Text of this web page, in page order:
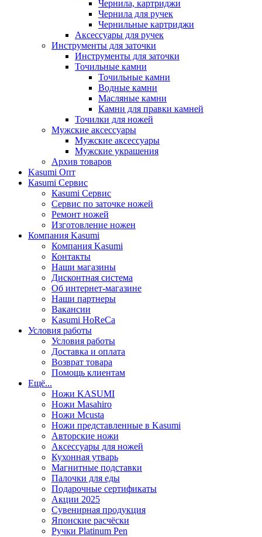
Чернила, картриджи
Чернила для ручек
Чернильные картриджи
Аксессуары для ручек
Инструменты для заточки
Инструменты для заточки
Точильные камни
Точильные камни
Водные камни
Масляные камни
Камни для правки камней
Точилки для ножей
Мужские аксессуары
Мужские аксессуары
Мужские украшения
Архив товаров
Kasumi Опт
Кasumi Сервис
Кasumi Сервис
Сервис по заточке ножей
Ремонт ножей
Изготовление ножен
Компания Kasumi
Компания Kasumi
Контакты
Наши магазины
Дисконтная система
Об интернет-магазине
Наши партнеры
Вакансии
Kasumi HoReCa
Условия работы
Условия работы
Доставка и оплата
Возврат товара
Помощь клиентам
Ещё...
Ножи KASUMI
Ножи Masahiro
Ножи Mcusta
Ножи представленные в Kasumi
Авторские ножи
Аксессуары для ножей
Кухонная утварь
Магнитные подставки
Палочки для еды
Подарочные сертификаты
Акции 2025
Сувенирная продукция
Японские расчёски
Ручки Platinum Pen